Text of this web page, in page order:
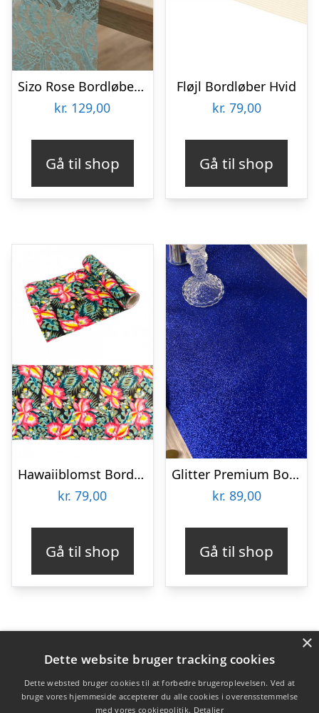
Sizo Rose Bordløber Mint
kr. 129,00
Gå til shop
Fløjl Bordløber Hvid
kr. 79,00
Gå til shop
Hawaiiblomst Bordløber
kr. 79,00
Gå til shop
Glitter Premium Bordløber Natblå
kr. 89,00
Gå til shop
Varekategorier
Produkter
×
Dette website bruger tracking cookies
Dette websted bruger cookies til at forbedre brugeroplevelsen. Ved at
bruge vores hjemmeside accepterer du alle cookies i overensstemmelse
med vores cookiepolitik. Detaljer